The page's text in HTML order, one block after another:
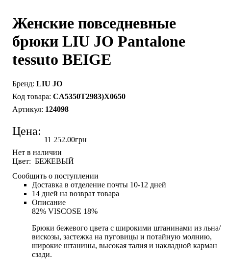
Женские повседневные
брюки LIU JO Pantalone
tessuto BEIGE
LIU JO
CA5350T2983)X0650
124098
Цена:
11 252.00грн
Цвет: БЕЖЕВЫЙ
Сообщить о поступлении
Доставка в отделение почты 10-12 дней
14 дней на возврат товара
Описание
82% VISCOSE 18%
Брюки бежевого цвета с широкими штанинами из льна/
вискозы, застежка на пуговицы и потайную молнию,
широкие штанины, высокая талия и накладной карман
сзади.